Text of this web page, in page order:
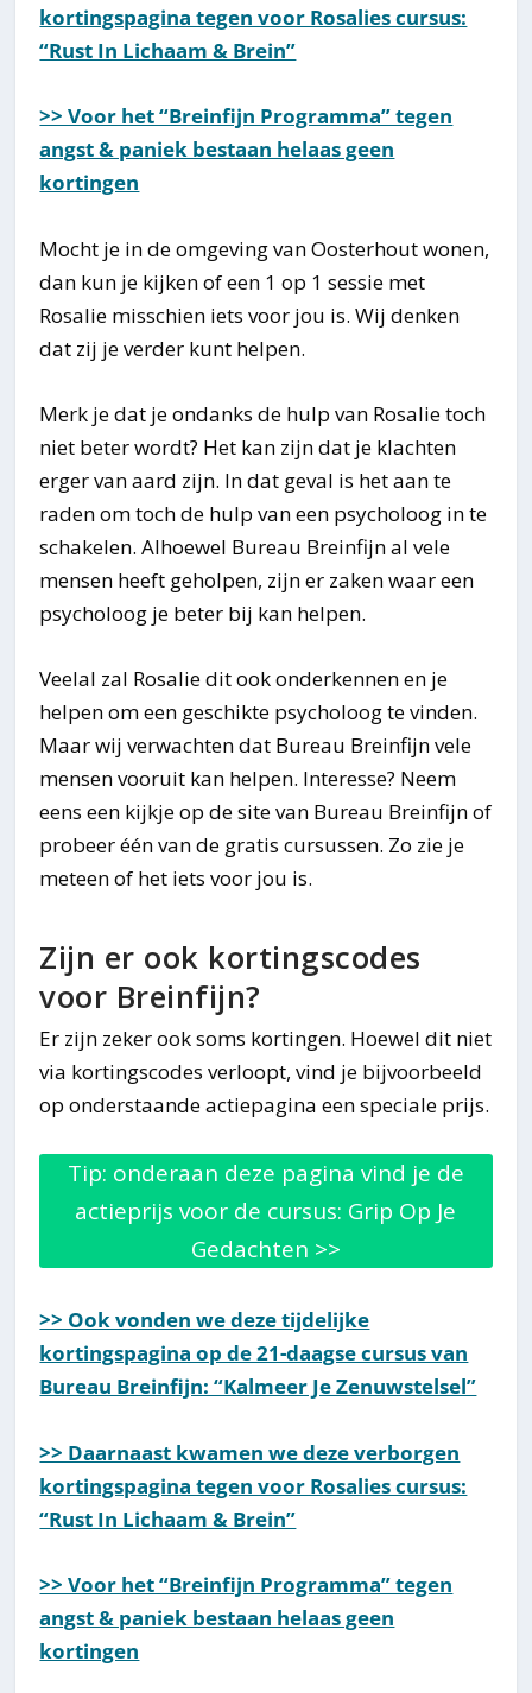
kortingspagina tegen voor Rosalies cursus:
“Rust In Lichaam & Brein”
>> Voor het “Breinfijn Programma” tegen
angst & paniek bestaan helaas geen
kortingen
Mocht je in de omgeving van Oosterhout wonen,
dan kun je kijken of een 1 op 1 sessie met
Rosalie misschien iets voor jou is. Wij denken
dat zij je verder kunt helpen.
Merk je dat je ondanks de hulp van Rosalie toch
niet beter wordt? Het kan zijn dat je klachten
erger van aard zijn. In dat geval is het aan te
raden om toch de hulp van een psycholoog in te
schakelen. Alhoewel Bureau Breinfijn al vele
mensen heeft geholpen, zijn er zaken waar een
psycholoog je beter bij kan helpen.
Veelal zal Rosalie dit ook onderkennen en je
helpen om een geschikte psycholoog te vinden.
Maar wij verwachten dat Bureau Breinfijn vele
mensen vooruit kan helpen. Interesse? Neem
eens een kijkje op de site van Bureau Breinfijn of
probeer één van de gratis cursussen. Zo zie je
meteen of het iets voor jou is.
Zijn er ook kortingscodes
voor Breinfijn?
Er zijn zeker ook soms kortingen. Hoewel dit niet
via kortingscodes verloopt, vind je bijvoorbeeld
op onderstaande actiepagina een speciale prijs.
Tip: onderaan deze pagina vind je de
actieprijs voor de cursus: Grip Op Je
Gedachten >>
>> Ook vonden we deze tijdelijke
kortingspagina op de 21-daagse cursus van
Bureau Breinfijn: “Kalmeer Je Zenuwstelsel”
>> Daarnaast kwamen we deze verborgen
kortingspagina tegen voor Rosalies cursus:
“Rust In Lichaam & Brein”
>> Voor het “Breinfijn Programma” tegen
angst & paniek bestaan helaas geen
kortingen